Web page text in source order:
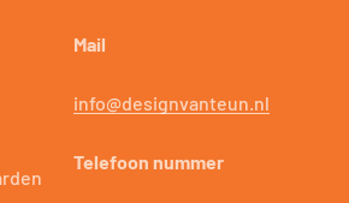
Mail
info@designvanteun.nl
Telefoon nummer